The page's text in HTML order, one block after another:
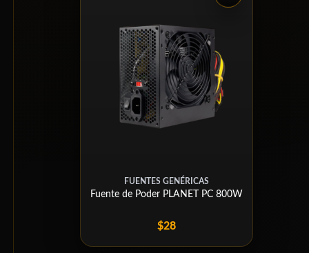
FUENTES GENÉRICAS
Fuente de Poder PLANET PC 800W
$28